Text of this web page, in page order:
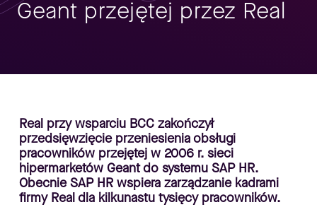
Geant przejętej przez Real
Real przy wsparciu BCC zakończył
przedsięwzięcie przeniesienia obsługi
pracowników przejętej w 2006 r. sieci
hipermarketów Geant do systemu SAP HR.
Obecnie SAP HR wspiera zarządzanie kadrami
firmy Real dla kilkunastu tysięcy pracowników.